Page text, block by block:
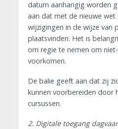
datum aanhangig worden
aan dat met de nieuwe wet
wijzigingen in de wijze van
plaatsvinden. Het is
om regie te nemen om
voorkomen.
De balie geeft aan dat zij
kunnen voorbereiden door
cursussen.
2. Digitale toegang